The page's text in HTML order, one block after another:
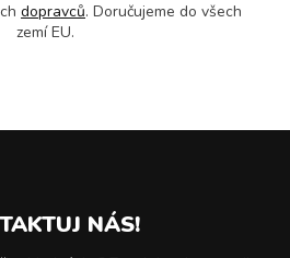
dopravců. Doručujeme do všech
zemí EU.
NÁS!